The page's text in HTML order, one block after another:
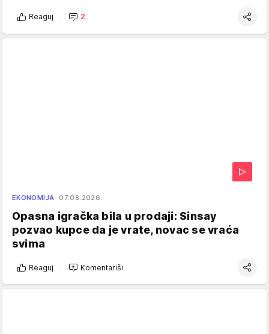
Reaguj 2
EKONOMIJA 07.08.2026.
Opasna igračka bila u prodaji: Sinsay
pozvao kupce da je vrate, novac se vraća
svima
Reaguj Komentariši